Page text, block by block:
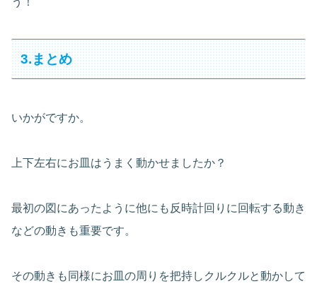
3.まとめ
いかがですか。
上下左右にお皿はうまく動かせましたか？
最初の図にあったように他にも反時計回りに回転する動き
などの動きも重要です。
その動きも同様にお皿の周りを把持しクルクルと動かして